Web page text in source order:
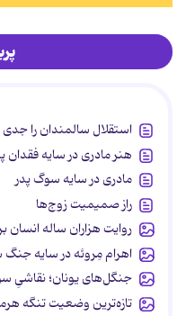
استقلال سالمندان را جدی
هنر مادری در سایه‌ فقدان
مادری در سایه سوگ پدر
راز صمیمیت زوج‌ها
روایت هزاران ساله
اهرام مِروئه در سایه
جنگل‌های یونان؛ نقاشیِ
تازه‌ترین وضعیت تنگه